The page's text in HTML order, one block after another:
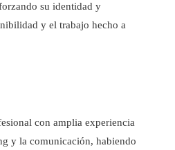
su identidad y
y el trabajo hecho a
con amplia experiencia
y la comunicación, habiendo